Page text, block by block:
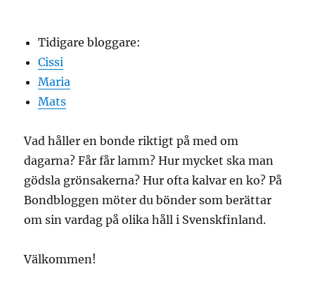
Tidigare bloggare:
Cissi
Maria
Mats
Vad håller en bonde riktigt på med om
dagarna? Får får lamm? Hur mycket ska man
gödsla grönsakerna? Hur ofta kalvar en ko? På
Bondbloggen möter du bönder som berättar
om sin vardag på olika håll i Svenskfinland.
Välkommen!